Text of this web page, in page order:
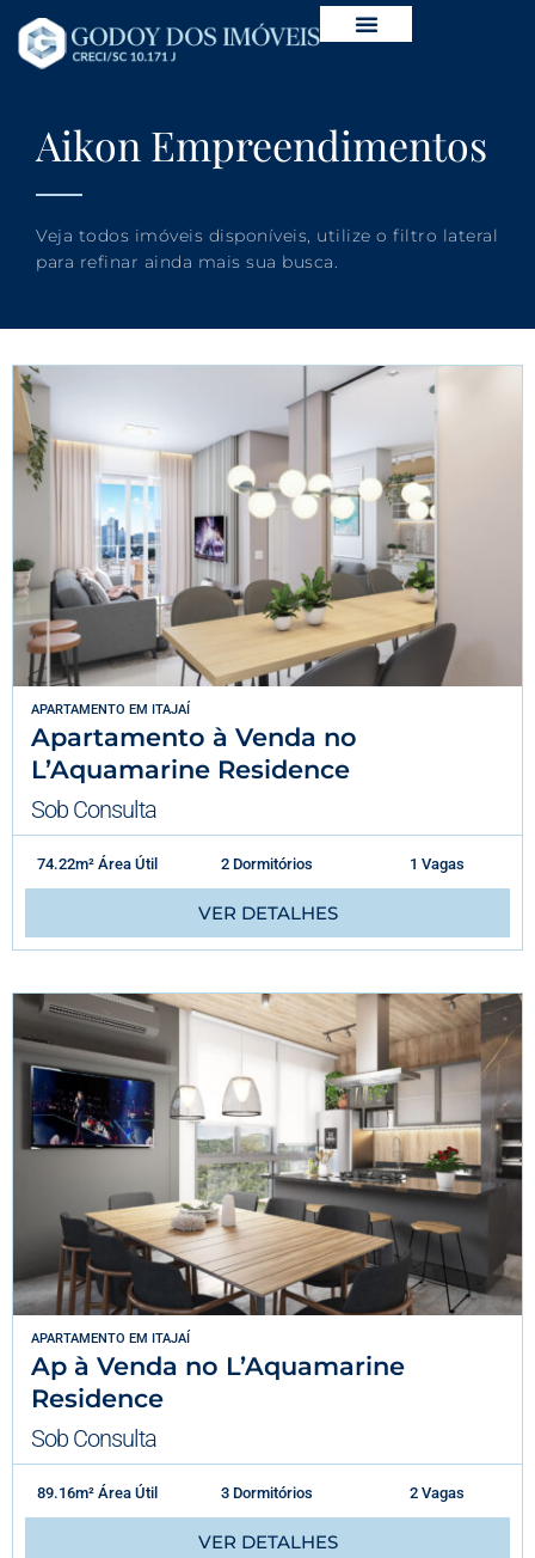
Aikon Empreendimentos
Veja todos imóveis disponíveis, utilize o filtro lateral
para refinar ainda mais sua busca.
APARTAMENTO EM ITAJAÍ
Apartamento à Venda no
L’Aquamarine Residence
Sob Consulta
74.22m² Área Útil 2 Dormitórios 1 Vagas
VER DETALHES
APARTAMENTO EM ITAJAÍ
Ap à Venda no L’Aquamarine
Residence
Sob Consulta
89.16m² Área Útil 3 Dormitórios 2 Vagas
VER DETALHES